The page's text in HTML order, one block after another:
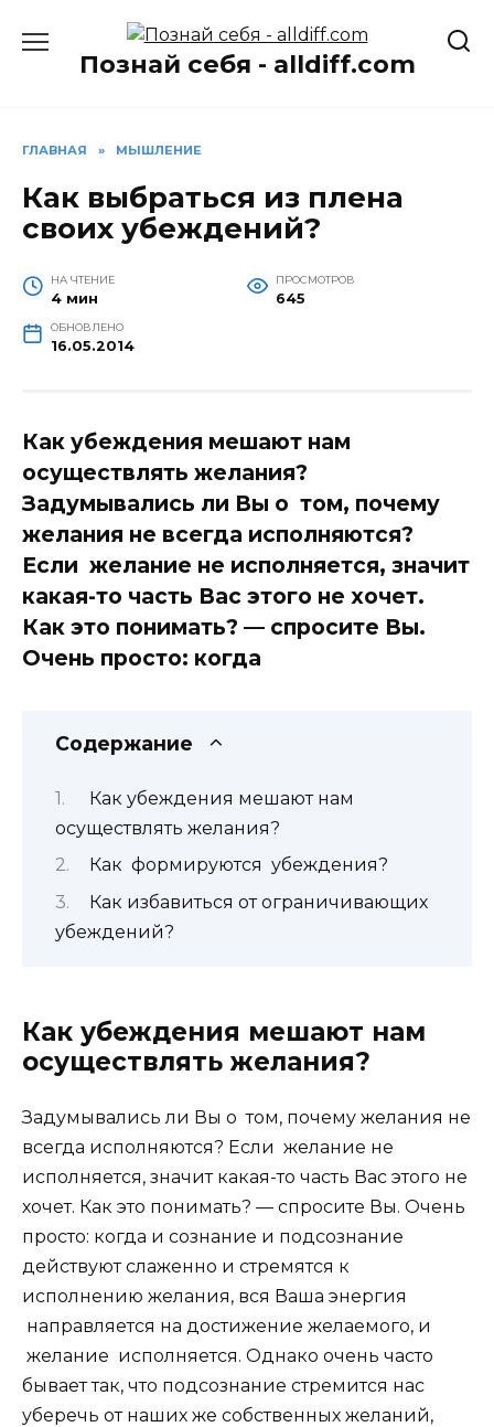
содержаниюПознай себя - alldiff.com
ГЛАВНАЯ » МЫШЛЕНИЕ
Как выбраться из плена
своих убеждений?
НА ЧТЕНИЕ
4 мин
ПРОСМОТРОВ
645
ОБНОВЛЕНО
16.05.2014
Как убеждения мешают нам
осуществлять желания?
Задумывались ли Вы о том, почему
желания не всегда исполняются?
Если желание не исполняется, значит
какая-то часть Вас этого не хочет.
Как это понимать? — спросите Вы.
Очень просто: когда
Содержание
Как убеждения мешают нам
осуществлять желания?
Как формируются убеждения?
Как избавиться от ограничивающих
убеждений?
Как убеждения мешают нам
осуществлять желания?
Задумывались ли Вы о том, почему желания не
всегда исполняются? Если желание не
исполняется, значит какая-то часть Вас этого не
хочет. Как это понимать? — спросите Вы. Очень
просто: когда и сознание и подсознание
действуют слаженно и стремятся к
исполнению желания, вся Ваша энергия
направляется на достижение желаемого, и
желание исполняется. Однако очень часто
бывает так, что подсознание стремится нас
уберечь от наших же собственных желаний,